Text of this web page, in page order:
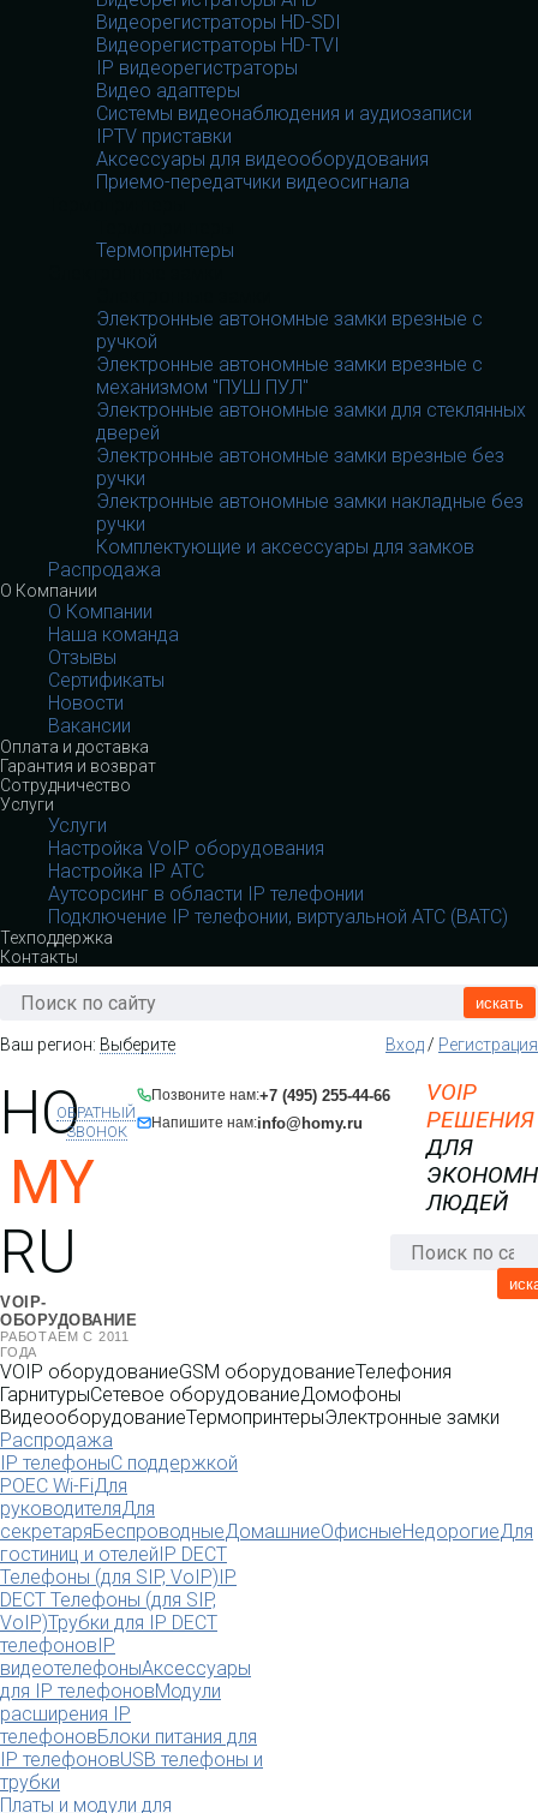
Видеорегистраторы HD-SDI
Видеорегистраторы HD-TVI
IP видеорегистраторы
Видео адаптеры
Системы видеонаблюдения и аудиозаписи
IPTV приставки
Аксессуары для видеооборудования
Приемо-передатчики видеосигнала
Термопринтеры
Электронные автономные замки врезные с
ручкой
Электронные автономные замки врезные с
механизмом "ПУШ ПУЛ"
Электронные автономные замки для стеклянных
дверей
Электронные автономные замки врезные без
ручки
Электронные автономные замки накладные без
ручки
Комплектующие и аксессуары для замков
Распродажа
О Компании
О Компании
Наша команда
Отзывы
Сертификаты
Новости
Вакансии
Оплата и доставка
Гарантия и возврат
Сотрудничество
Услуги
Услуги
Настройка VoIP оборудования
Настройка IP АТС
Аутсорсинг в области IP телефонии
Подключение IP телефонии, виртуальной АТС (ВАТС)
Техподдержка
Контакты
искать
Ваш регион: Выберите Вход/ Регистрация
HO
MY
RU
VOIP-
ОБОРУДОВАНИЕ
РАБОТАЕМ С 2011
ГОДА
Позвоните нам:+7 (495) 255-44-66
Напишите нам:info@homy.ru
ОБРАТНЫЙ
ЗВОНОК
VOIP
РЕШЕНИЯ
ДЛЯ
ЛЮДЕЙ
VOIP оборудованиеGSM оборудованиеТелефония
ГарнитурыСетевое оборудованиеДомофоны
ВидеооборудованиеТермопринтерыЭлектронные замки
Распродажа
IP телефоныС поддержкой
POEC Wi-FiДля
руководителяДля
секретаряБеспроводныеДомашниеОфисныеНедорогиеДля
гостиниц и отелейIP DECT
Телефоны (для SIP, VoIP)IP
DECT Телефоны (для SIP,
VoIP)Трубки для IP DECT
телефоновIP
видеотелефоныАксессуары
для IP телефоновМодули
расширения IP
телефоновБлоки питания для
IP телефоновUSB телефоны и
трубки
Платы и модули для